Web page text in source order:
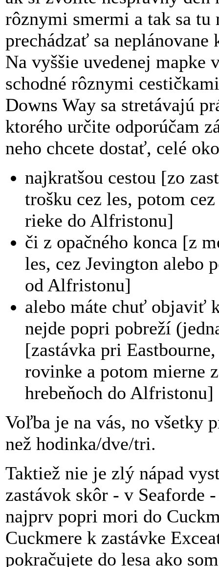
rôznymi smermi a tak sa
prechádzať sa
Na vyššie uvedenej
schodné rôznymi
Downs Way sa stretávajú
ktorého určite odporúčam
neho chcete dostať, celé
najkratšou cestou [zo
trošku cez les, potom
rieke do Alfristonu]
či z opačného konca [z
les, cez Jevington alebo
od Alfristonu]
alebo máte chuť objaviť
nejde popri pobreží
[zastávka pri
rovinke a potom mierne
hrebeňoch do Alfristonu]
Voľba je na vás, no všetky
než hodinka/dve/tri.
Taktiež nie je zlý nápad
zastávok skôr - v Seaforde
najprv popri mori do
Cuckmere k zastávke
pokračujete do lesa ako